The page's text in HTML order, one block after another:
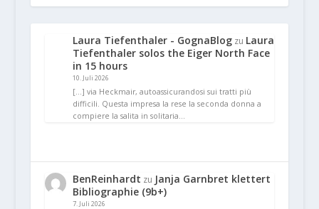
Laura Tiefenthaler - GognaBlogzu Laura
Tiefenthaler solos the Eiger North Face
in 15 hours
10. Juli 2026
[…] via Heckmair, autoassicurandosi sui tratti più
difficili. Questa impresa la rese la seconda donna a
compiere la salita in solitaria…
BenReinhardt zu Janja Garnbret klettert
Bibliographie (9b+)
7. Juli 2026